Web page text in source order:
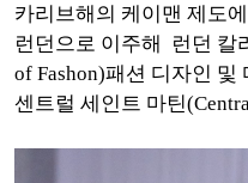
카리브해의 케이맨 제도
런던으로 이주해 런던 칼
of Fashon)패션 디자인 및
센트럴 세인트 마틴